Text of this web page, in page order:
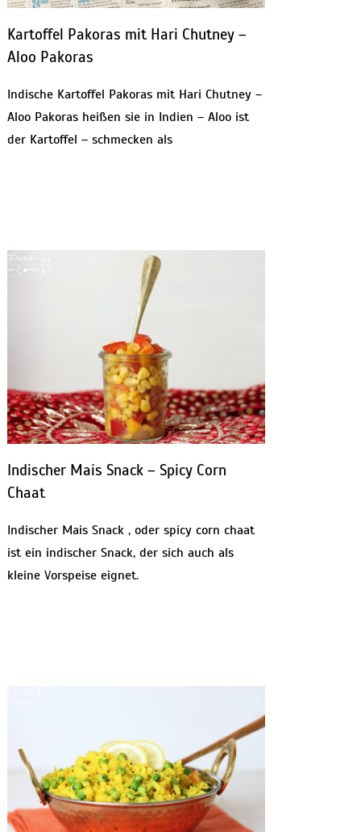
Kartoffel Pakoras mit Hari Chutney –
Aloo Pakoras
Indische Kartoffel Pakoras mit Hari Chutney –
Aloo Pakoras heißen sie in Indien – Aloo ist
der Kartoffel – schmecken als
Indischer Mais Snack – Spicy Corn
Chaat
Indischer Mais Snack , oder spicy corn chaat
ist ein indischer Snack, der sich auch als
kleine Vorspeise eignet.